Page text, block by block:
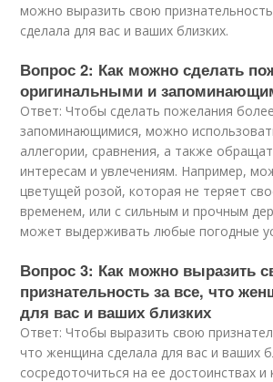
можно выразить свою
сделала для вас и ваших близких.
Вопрос 2: Как можно сделать
оригинальными и
Ответ: Чтобы сделать пожелания
запоминающимися, можно
аллегории, сравнения, а также
интересам и увлечениям. Например,
цветущей розой, которая не теряет
временем, или с сильным и прочным
может выдерживать любые погодные
Вопрос 3: Как можно выразить
признательность за все, что
для вас и ваших близких
Ответ: Чтобы выразить свою
что женщина сделала для вас и ваших
сосредоточиться на ее достоинствах и